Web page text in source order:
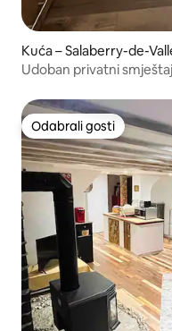
Kuća – Salaberry-de-
Udoban privatni
Odabrali gosti
Odabrali gosti